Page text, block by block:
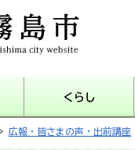
city
くらし
> 広報・皆さまの声・出前講座